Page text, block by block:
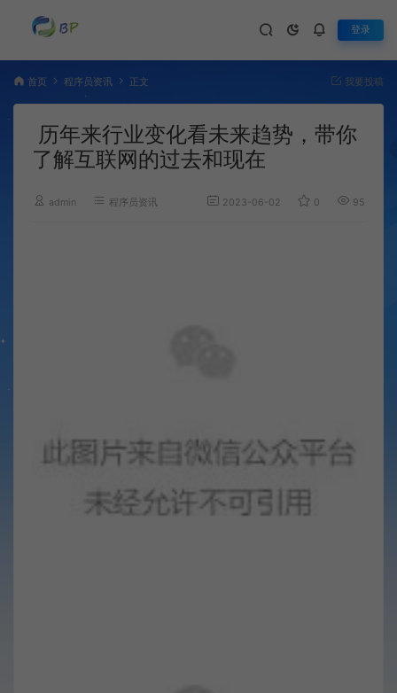
登录
首页 程序员资讯 正文 我要投稿
历年来行业变化看未来趋势，带你
了解互联网的过去和现在
admin 程序员资讯 2023-06-02 0 950